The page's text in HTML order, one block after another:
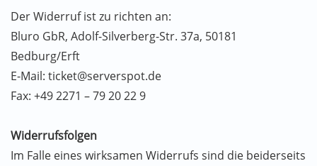
Der Widerruf ist zu richten an:
Bluro GbR, Adolf-Silverberg-Str. 37a, 50181
Bedburg/Erft
E-Mail: ticket@serverspot.de
Fax: +49 2271 – 79 20 22 9
Widerrufsfolgen
Im Falle eines wirksamen Widerrufs sind die beiderseits